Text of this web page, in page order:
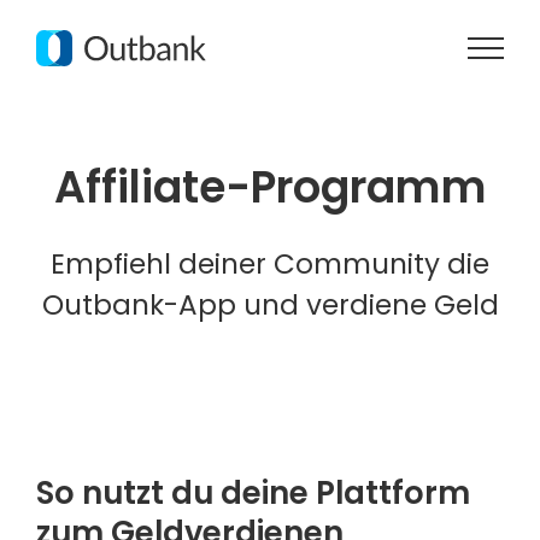
Inhalt
springen
Affiliate-Programm
Empfiehl deiner Community die
Outbank-App und verdiene Geld
So nutzt du deine Plattform